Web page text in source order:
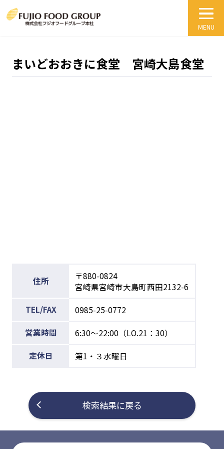
まいどおおきに食堂 宮崎大島食堂
住所
〒880-0824
宮崎県宮崎市大島町西田2132-6
TEL/FAX 0985-25-0772
営業時間 6:30～22:00（LO.21：30）
定休日 第1・３水曜日
検索結果に戻る